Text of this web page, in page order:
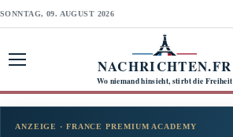
SONNTAG, 09. AUGUST 2026
NACHRICHTEN.FR
Wo niemand hinsieht, stirbt die Freiheit
ANZEIGE · FRANCE PREMIUM ACADEMY